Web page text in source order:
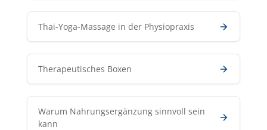
Thai-Yoga-Massage in der Physiopraxis
Therapeutisches Boxen
Warum Nahrungsergänzung sinnvoll sein
kann